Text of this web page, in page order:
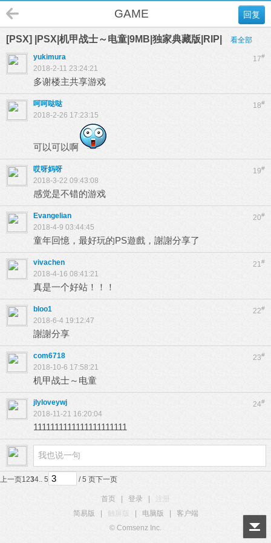
回复
GAME
[PSX] |PSX|机甲战士～电童|9MB|独家典藏版|RIP| 看全部
17#
yukimura
2018-2-11 23:24:21
多谢楼主共享游戏
18#
呵呵哒哒
2018-2-26 17:23:15
可以可以啊
19#
哎呀妈呀
2018-3-22 09:43:08
感觉是不错的游戏
20#
Evangelian
2018-4-9 03:44:45
童年回憶，最好玩的PS遊戲，謝謝分享了
21#
vivachen
2018-4-16 08:41:21
真是一个好站！！！
22#
bloo1
2018-6-4 19:12:47
謝謝分享
23#
com6718
2018-10-6 17:58:21
机甲战士～电童
24#
jlyloveywj
2018-11-21 16:20:04
1111111111111111111111
上一页1234.. 5 / 5 页下一页
首页 登录
简易版
触屏版 电脑版
客户端
© Comsenz Inc.